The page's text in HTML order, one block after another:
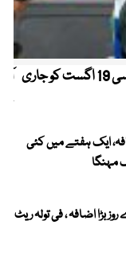
کیریبین پریمیئر لیگ ، قومی کرکٹرز کو این او سی 19 اگست کو جاری
ایک ہفتے میں کئی
اضافہ ، فی تولہ ریٹ